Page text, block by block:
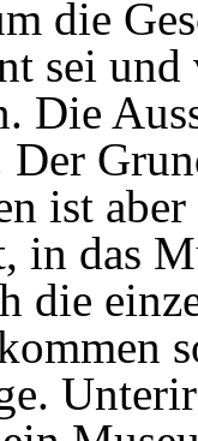
die
sei
Die
Der
ist
in das
die